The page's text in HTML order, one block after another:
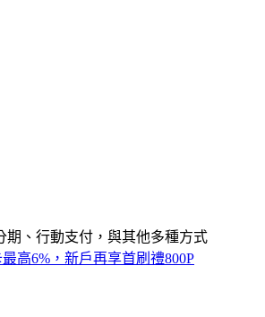
期、行動支付，與其他多種方式
最高6%，新戶再享首刷禮800P